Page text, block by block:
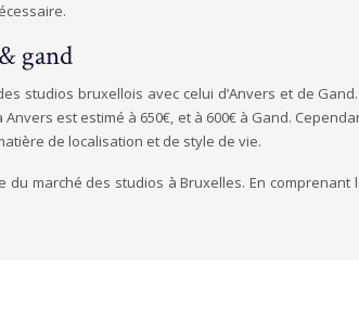
gand
studios bruxellois avec celui d’Anvers et de
est estimé à 650€, et à 600€ à Gand.
de localisation et de style de vie.
marché des studios à Bruxelles. En